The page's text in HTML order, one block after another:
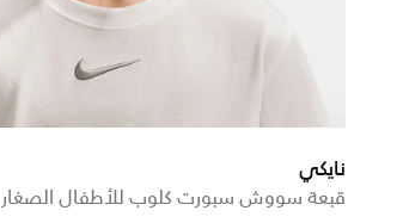
نايكي
قبعة سووش سبورت كلوب للأطفال الصغار